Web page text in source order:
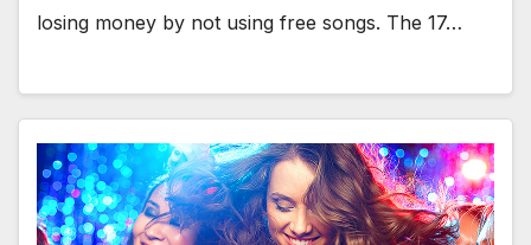
losing money by not using free songs. The 17…